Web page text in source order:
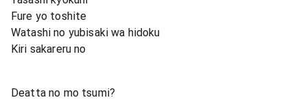
Fure yo toshite
Watashi no yubisaki wa hidoku
Kiri sakareru no
Deatta no mo tsumi?